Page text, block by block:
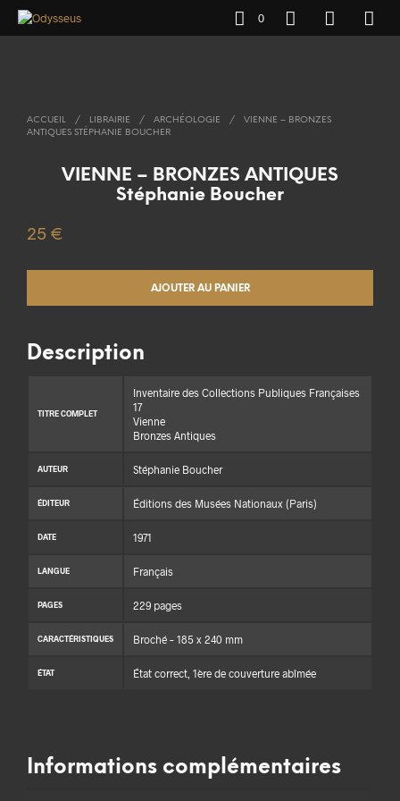
0
ACCUEIL / LIBRAIRIE / ARCHÉOLOGIE /
VIENNE – BRONZES
ANTIQUES STÉPHANIE BOUCHER
VIENNE – BRONZES ANTIQUES
Stéphanie Boucher
25 €
AJOUTER AU PANIER
Description
TITRE COMPLET
Inventaire des Collections Publiques Françaises
17
Vienne
Bronzes Antiques
AUTEUR Stéphanie Boucher
ÉDITEUR Éditions des Musées Nationaux (Paris)
DATE 1971
LANGUE Français
PAGES 229 pages
CARACTÉRISTIQUES Broché – 185 x 240 mm
ÉTAT État correct, 1ère de couverture abîmée
Informations complémentaires